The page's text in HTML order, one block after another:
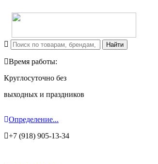
Время работы:
Круглосуточно без
выходных и праздников
Определение...
+7 (918) 905-13-34